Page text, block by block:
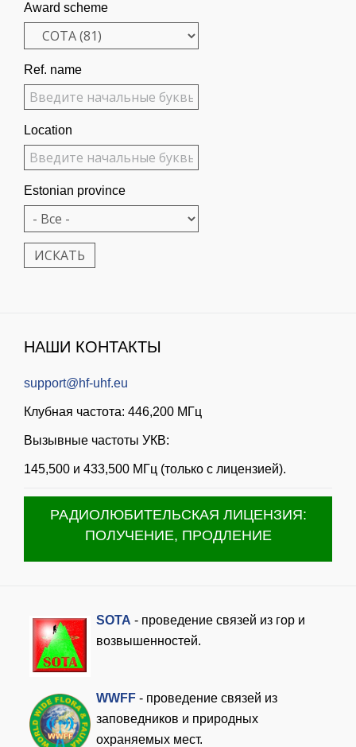
Award scheme
Ref. name
Location
Estonian province
НАШИ КОНТАКТЫ
support@hf-uhf.eu
Клубная частота: 446,200 МГц
Вызывные частоты УКВ:
145,500 и 433,500 МГц (только с лицензией).
РАДИОЛЮБИТЕЛЬСКАЯ ЛИЦЕНЗИЯ:
ПОЛУЧЕНИЕ, ПРОДЛЕНИЕ
SOTA - проведение связей из гор и
возвышенностей.
WWFF - проведение связей из
заповедников и природных
охраняемых мест.